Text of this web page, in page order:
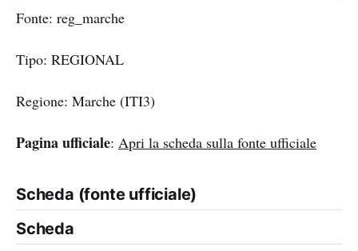
Fonte: reg_marche
Tipo: REGIONAL
Regione: Marche (ITI3)
Pagina ufficiale: Apri la scheda sulla fonte ufficiale
Scheda (fonte ufficiale)
Scheda